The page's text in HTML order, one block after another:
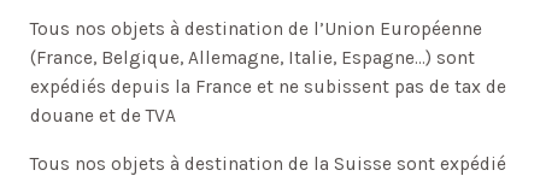
Tous nos objets à destination de l’Union Européenne
(France, Belgique, Allemagne, Italie, Espagne…) sont
expédiés depuis la France et ne subissent pas de tax de
douane et de TVA
Tous nos objets à destination de la Suisse sont expédié